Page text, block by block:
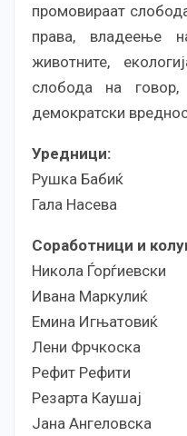
промовираат
права, владеење
животните,
слобода на
демократски
Уредници:
Рушка Бабиќ
Гала Насева
Соработници и
Никола Ѓорѓиевски
Ивана Маркулиќ
Емина Игњатовиќ
Лени Фрчкоска
Рефит Рефити
Резарта Каушај
Јана Ангеловска